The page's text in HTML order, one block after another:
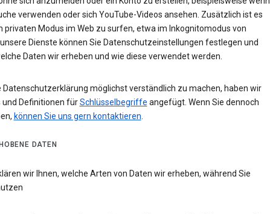
verwenden oder sich YouTube-Videos ansehen. Zusätzlich ist es
privaten Modus im Web zu surfen, etwa im Inkognitomodus von
Dienste können Sie Datenschutzeinstellungen festlegen und
Daten wir erheben und wie diese verwendet werden.
Datenschutzerklärung möglichst verständlich zu machen, haben wir
und Definitionen fürSchlüsselbegriffe angefügt. Wenn Sie dennoch
können Sie uns gern kontaktieren.
DATEN
wir Ihnen, welche Arten von Daten wir erheben, während Sie